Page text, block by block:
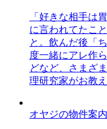
「好きな相手は
に言われてたこ
と。飲んだ後「
度一緒にアレ作
どなど、さまざ
理研究家がお教え
オヤジの物件案